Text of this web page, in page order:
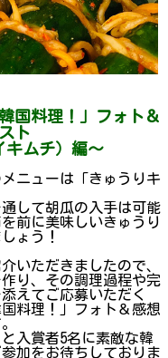
国料理！」フォト＆
ト
キムチ）編～
ニューは「きゅうりキ
して胡瓜の入手は可能
前に美味しいきゅうり
ょう！
いただきましたので、
り、その調理過程や完
えてご応募いただく
料理！」フォト＆感想
入賞者5名に素敵な韓
加をお待ちしておりま